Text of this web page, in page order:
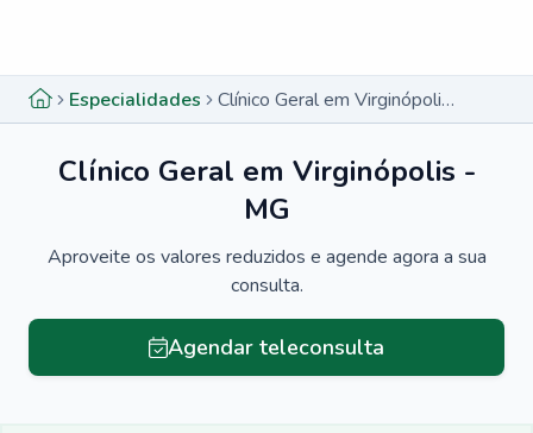
Especialidades Clínico Geral em Virginópolis - MG
Clínico Geral em Virginópolis -
MG
Aproveite os valores reduzidos e agende agora a sua
consulta.
Agendar teleconsulta